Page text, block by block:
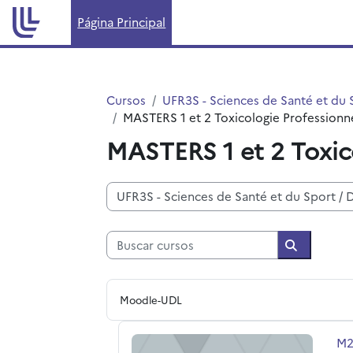
Salta al contenido principal
Página Principal
Cursos UFR3S - Sciences de Santé et du
MASTERS 1 et 2 Toxicologie
MASTERS 1 et 2
Categorías
Buscar cursos
Buscar
Moodle-UDL
M2 EGREP Polluants